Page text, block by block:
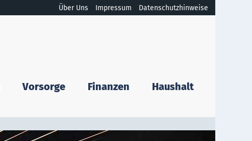
Über Uns Impressum Datenschutzhinweise
Vorsorge Finanzen Haushalt